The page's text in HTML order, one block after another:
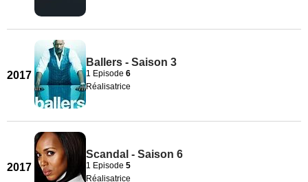
2017
Ballers - Saison 3
1 Episode 6
Réalisatrice
2017
Scandal - Saison 6
1 Episode 5
Réalisatrice